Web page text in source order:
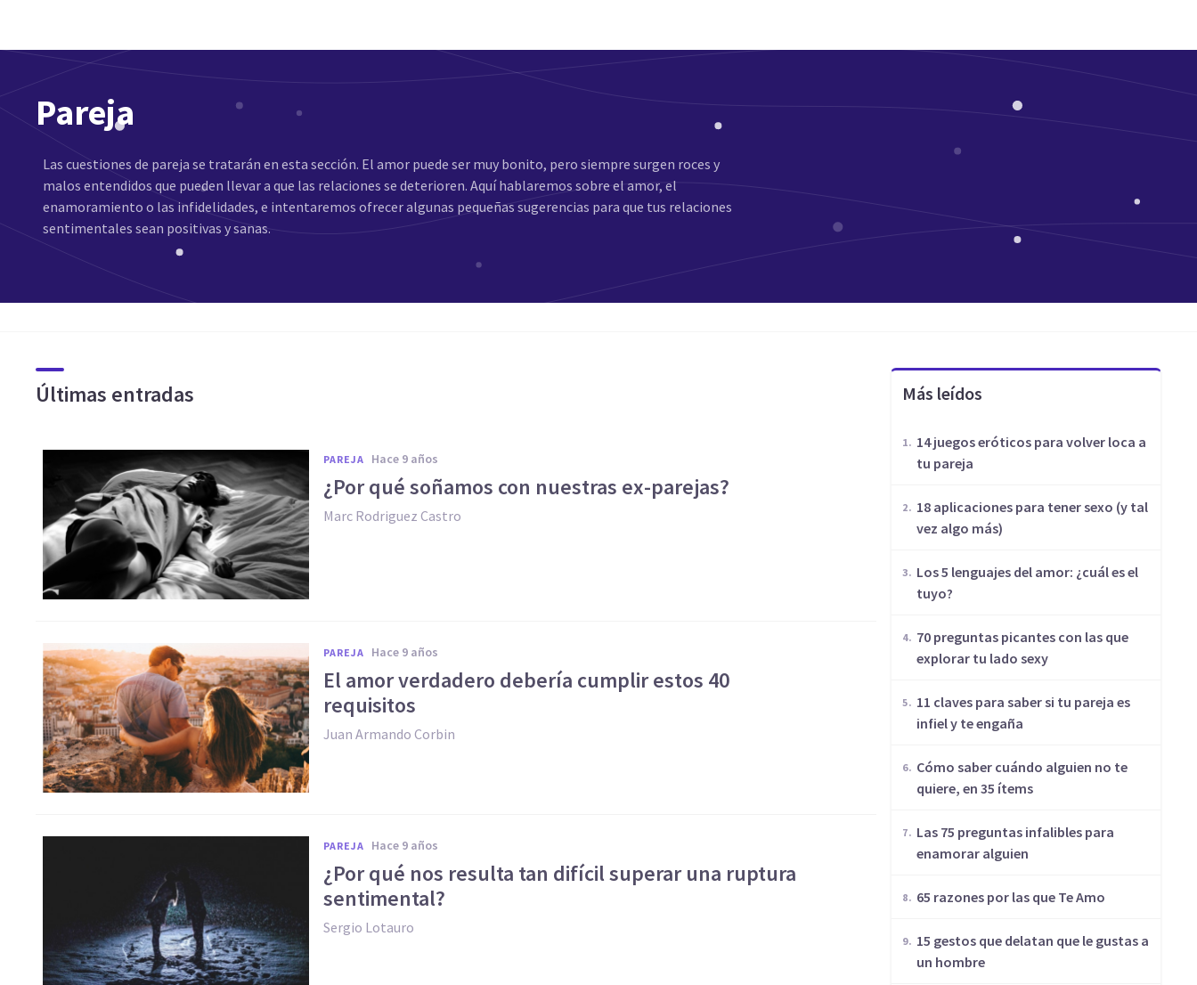
Pareja
Las cuestiones de pareja se tratarán en esta sección. El amor puede ser muy bonito, pero siempre surgen roces y
malos entendidos que pueden llevar a que las relaciones se deterioren. Aquí hablaremos sobre el amor, el
enamoramiento o las infidelidades, e intentaremos ofrecer algunas pequeñas sugerencias para que tus relaciones
sentimentales sean positivas y sanas.
Últimas entradas
PAREJA hace 9 años
¿Por qué soñamos con nuestras ex-parejas?
Marc Rodriguez Castro
PAREJA hace 9 años
​El amor verdadero debería cumplir estos 40
requisitos
Juan Armando Corbin
PAREJA hace 9 años
​¿Por qué nos resulta tan difícil superar una ruptura
sentimental?
Sergio Lotauro
Más leídos
14 juegos eróticos para volver loca a
tu pareja
18 aplicaciones para tener sexo (y tal
vez algo más)
Los 5 lenguajes del amor: ¿cuál es el
tuyo?
70 preguntas picantes con las que
explorar tu lado sexy
11 claves para saber si tu pareja es
infiel y te engaña
Cómo saber cuándo alguien no te
quiere, en 35 ítems
Las 75 preguntas infalibles para
enamorar alguien
65 razones por las que Te Amo
15 gestos que delatan que le gustas a
un hombre